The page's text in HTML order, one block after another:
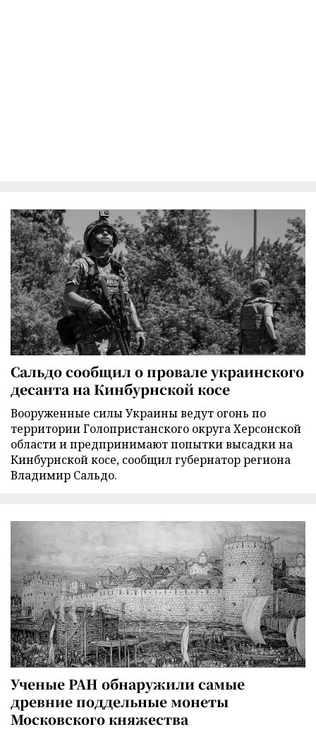
Сальдо сообщил о провале украинского
десанта на Кинбурнской косе
Вооруженные силы Украины ведут огонь по
территории Голопристанского округа Херсонской
области и предпринимают попытки высадки на
Кинбурнской косе, сообщил губернатор региона
Владимир Сальдо.
Ученые РАН обнаружили самые
древние поддельные монеты
Московского княжества